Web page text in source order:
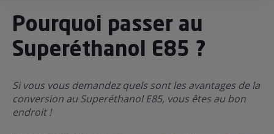
?
gratuit
?
de mon
Pourquoi passer au
Superéthanol E85 ?
Si vous vous demandez quels sont les avantages de la
conversion au Superéthanol E85, vous êtes au bon
endroit !